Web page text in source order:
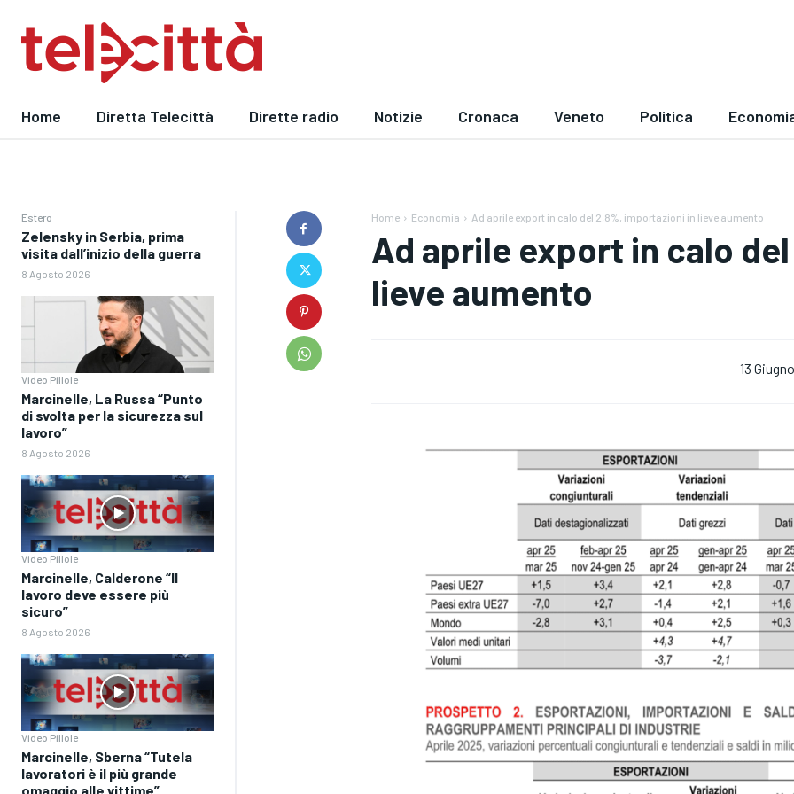
Home Diretta Telecittà Dirette radio Notizie Cronaca Veneto Politica
Estero
Zelensky in Serbia, prima
visita dall’inizio della guerra
8 Agosto 2026
Video Pillole
Marcinelle, La Russa “Punto
di svolta per la sicurezza sul
lavoro”
8 Agosto 2026
Video Pillole
Marcinelle, Calderone “Il
lavoro deve essere più
sicuro”
8 Agosto 2026
Video Pillole
Marcinelle, Sberna “Tutela
lavoratori è il più grande
omaggio alle vittime”
Home Economia Ad aprile export in calo del 2,8%, importazioni in lieve aumento
Ad aprile export in calo
lieve aumento
13